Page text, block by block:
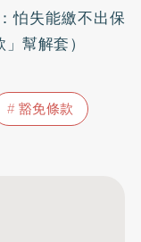
怕失能繳不出保
」幫解套）
豁免條款